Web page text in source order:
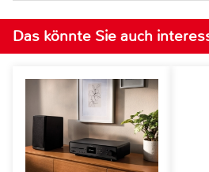
Das könnte Sie auch